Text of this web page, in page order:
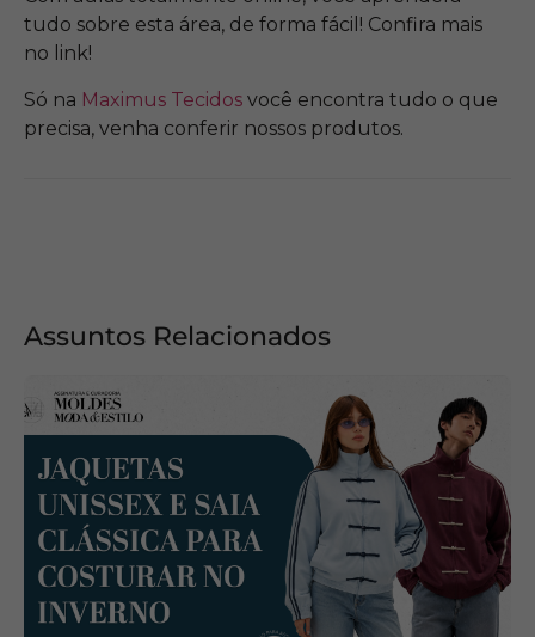
tudo sobre esta área, de forma fácil! Confira mais
no link!
Só na Maximus Tecidos você encontra tudo o que
precisa, venha conferir nossos produtos.
Assuntos Relacionados